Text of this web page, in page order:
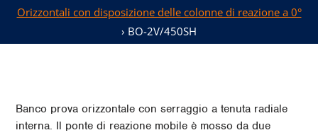
Orizzontali con disposizione delle colonne di reazione a 0°
› BO-2V/450SH
Banco prova orizzontale con serraggio a tenuta radiale
interna. Il ponte di reazione mobile è mosso da due